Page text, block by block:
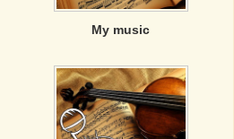
My music